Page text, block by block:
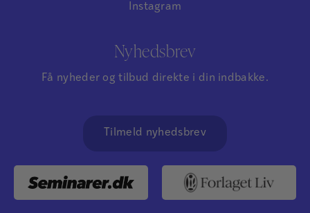
Instagram
Nyhedsbrev
Få nyheder og tilbud direkte i din indbakke.
Tilmeld nyhedsbrev